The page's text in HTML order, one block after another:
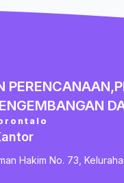
Hakim No. 73,